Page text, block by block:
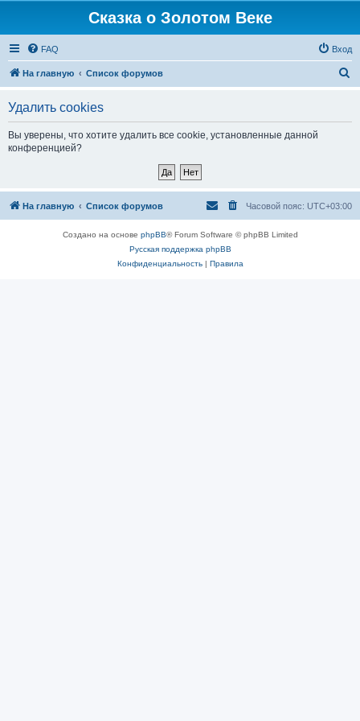
Сказка о Золотом Веке
FAQ Вход
На главную Список форумов
Удалить cookies
Вы уверены, что хотите удалить все cookie, установленные данной
конференцией?
На главную Список форумов Часовой пояс: UTC+03:00
Создано на основе phpBB® Forum Software © phpBB Limited
Русская поддержка phpBB
Конфиденциальность| Правила